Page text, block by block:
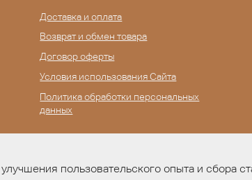
пользовательского опыта и сбора
Доставка и оплата
Возврат и обмен товара
Договор оферты
Условия использования Сайта
Политика обработки персональных
данных